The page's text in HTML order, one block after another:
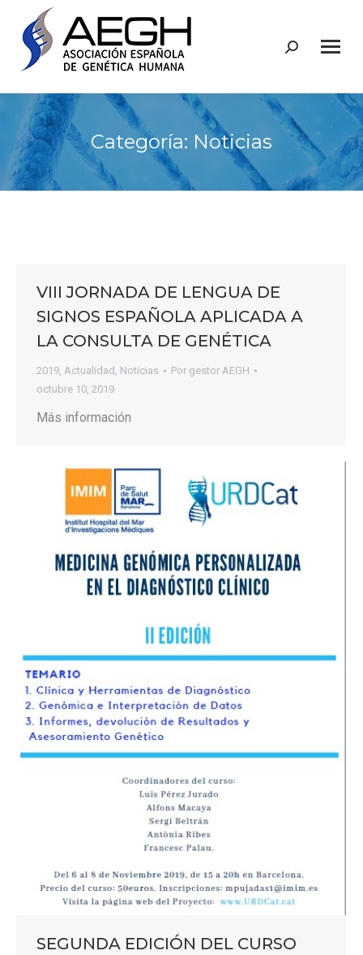
Buscar:
Categoría: Noticias
VIII JORNADA DE LENGUA DE
SIGNOS ESPAÑOLA APLICADA A
LA CONSULTA DE GENÉTICA
2019, Actualidad , Noticias Por gestor AEGH
octubre 10, 2019
Más información
SEGUNDA EDICIÓN DEL CURSO